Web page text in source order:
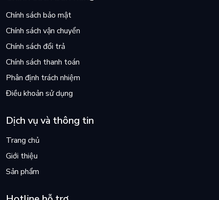
Chính sách bảo mật
Chính sách vận chuyển
Chính sách đổi trả
Chính sách thanh toán
Phân định trách nhiệm
Điều khoản sử dụng
Dịch vụ và thông tin
Trang chủ
Giới thiệu
Sản phẩm